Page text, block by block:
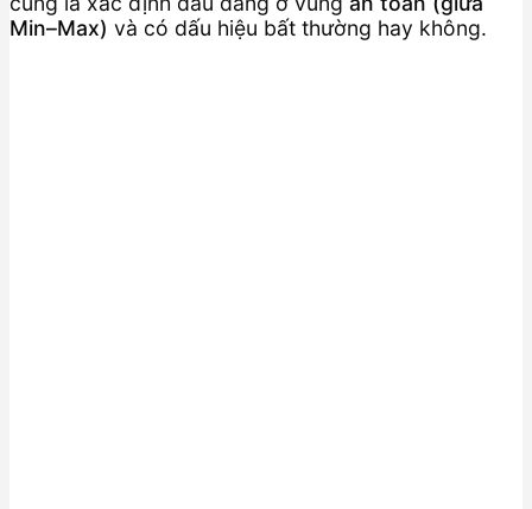
Min–Max) và có dấu hiệu bất thường hay không.